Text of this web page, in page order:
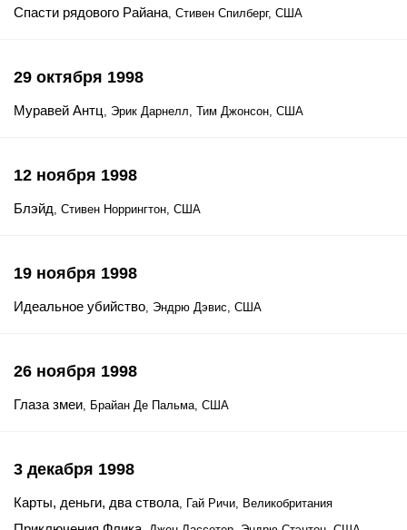
Спасти рядового Райана, Стивен Спилберг, США
29 октября 1998
Муравей Антц, Эрик Дарнелл, Тим Джонсон, США
12 ноября 1998
Блэйд, Стивен Норрингтон, США
19 ноября 1998
Идеальное убийство, Эндрю Дэвис, США
26 ноября 1998
Глаза змеи, Брайан Де Пальма, США
3 декабря 1998
Карты, деньги, два ствола, Гай Ричи, Великобритания